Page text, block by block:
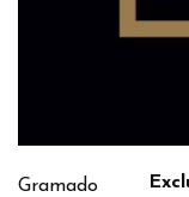
Gramado